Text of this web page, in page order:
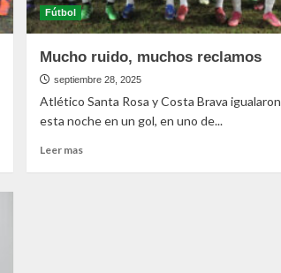
Fútbol
Mucho ruido, muchos reclamos
septiembre 28, 2025
Atlético Santa Rosa y Costa Brava igualaron
esta noche en un gol, en uno de...
Leer mas